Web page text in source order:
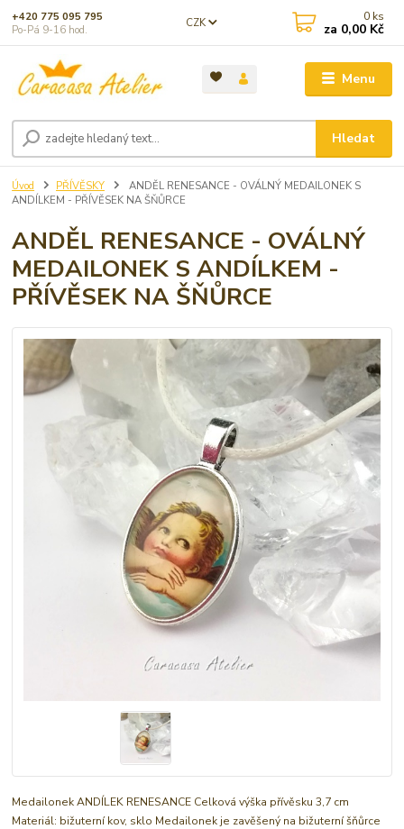
Menu
CZK
Hledat
+420 775 095 795
Po-Pá 9-16 hod.
0 ks
za 0,00 Kč
Úvod PŘÍVĚSKY
ANDĚL RENESANCE - OVÁLNÝ MEDAILONEK S
ANDÍLKEM - PŘÍVĚSEK NA ŠŇŮRCE
ANDĚL RENESANCE - OVÁLNÝ
MEDAILONEK S ANDÍLKEM -
PŘÍVĚSEK NA ŠŇŮRCE
Medailonek ANDÍLEK RENESANCE Celková výška přívěsku 3,7 cm
Materiál: bižuterní kov, sklo Medailonek je zavěšený na bižuterní šňůrce